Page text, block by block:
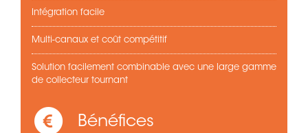
Intégration facile
Multi-canaux et coût compétitif
Solution facilement combinable avec une large gamme
de collecteur tournant
Bénéfices